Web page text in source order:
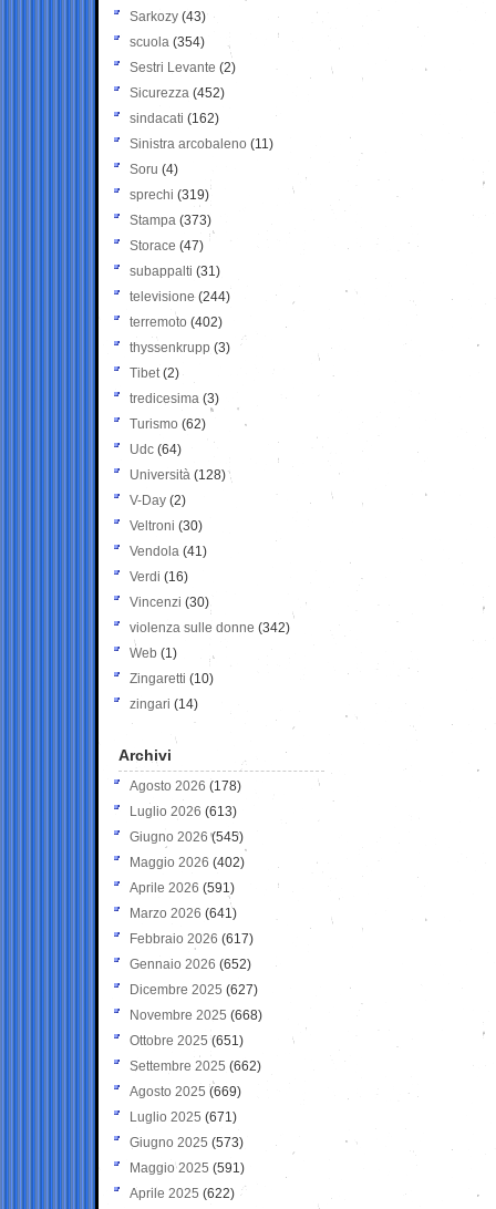
Sarkozy (43)
scuola (354)
Sestri Levante (2)
Sicurezza (452)
sindacati (162)
Sinistra arcobaleno (11)
Soru (4)
sprechi (319)
Stampa (373)
Storace (47)
subappalti (31)
televisione(244)
terremoto (402)
thyssenkrupp (3)
Tibet(2)
tredicesima (3)
Turismo (62)
Udc (64)
Università (128)
V-Day (2)
Veltroni (30)
Vendola (41)
Verdi (16)
Vincenzi (30)
violenza sulle donne (342)
Web (1)
Zingaretti (10)
zingari (14)
Archivi
Agosto 2026 (178)
Luglio 2026 (613)
Giugno 2026 (545)
Maggio 2026 (402)
Aprile 2026 (591)
Marzo 2026 (641)
Febbraio 2026 (617)
Gennaio 2026 (652)
Dicembre 2025 (627)
Novembre 2025 (668)
Ottobre 2025 (651)
Settembre 2025 (662)
Agosto 2025 (669)
Luglio 2025 (671)
Giugno 2025 (573)
Maggio 2025 (591)
Aprile 2025 (622)